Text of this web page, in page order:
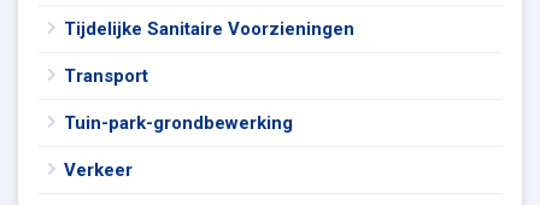
Tijdelijke Sanitaire Voorzieningen
Transport
Tuin-park-grondbewerking
Verkeer